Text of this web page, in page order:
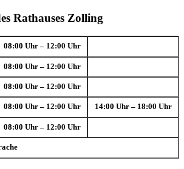
Rathauses Zolling
08:00 Uhr – 12:00 Uhr
08:00 Uhr – 12:00 Uhr
08:00 Uhr – 12:00 Uhr
08:00 Uhr – 12:00 Uhr 14:00 Uhr – 18:00 Uhr
08:00 Uhr – 12:00 Uhr